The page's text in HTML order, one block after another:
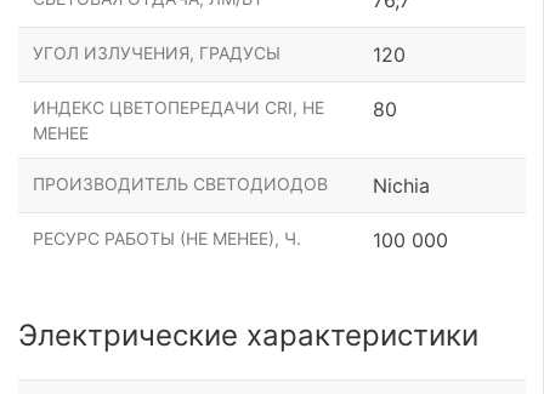
УГОЛ ИЗЛУЧЕНИЯ, ГРАДУСЫ 120
ИНДЕКС ЦВЕТОПЕРЕДАЧИ CRI, НЕ
МЕНЕЕ
80
ПРОИЗВОДИТЕЛЬ СВЕТОДИОДОВ Nichia
РЕСУРС РАБОТЫ (НЕ МЕНЕЕ), Ч. 100 000
Электрические характеристики